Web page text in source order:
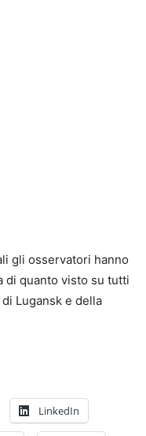
gli osservatori hanno
di quanto visto su tutti
Lugansk e della
LinkedIn